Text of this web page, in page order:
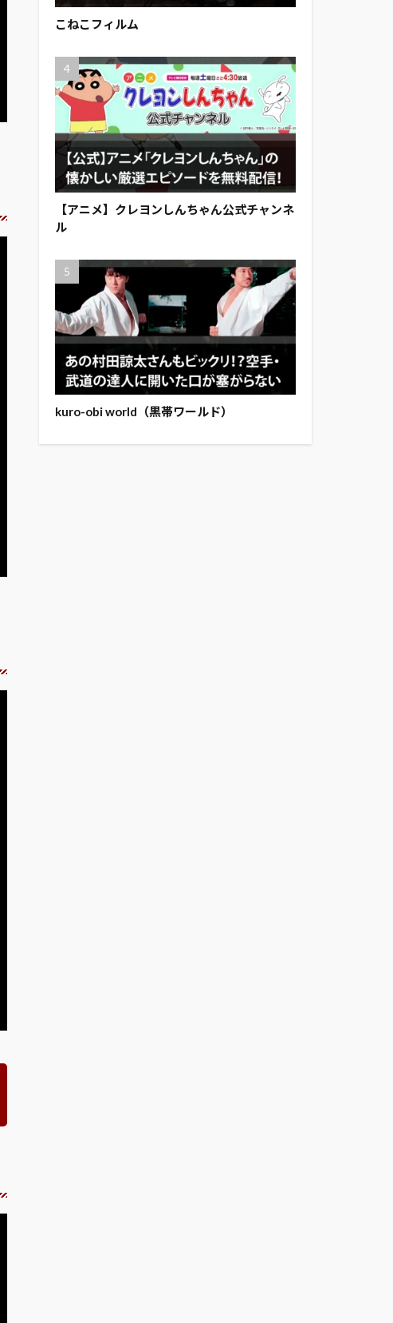
こねこフィルム
【アニメ】クレヨンしんちゃん公式チャンネ
ル
kuro-obi world（黒帯ワールド）